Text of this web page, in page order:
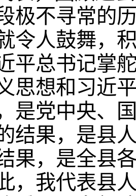
极不寻常的
令人鼓舞，
平总书记掌
思想和习近
是党中央、
结果，是县
果，是全县
，我代表县